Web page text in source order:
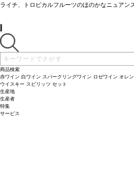
ン・ブラン 15%、ヴィウラ 10%、ヴィオニエ
変更されます、ご了承ください。
ライチ、トロピカルフルーツのほのかなニュアン
ィフなどと好相性
ン・ブラン 15%、ヴィウラ 10%、ヴィオニエ 5%
ジが在庫切れの場合、在庫があり価格が同様の場
変更されます、ご了承ください。
商品検索
赤ワイン 白ワイン スパークリングワイン ロゼワイン オレ
ウイスキー スピリッツ セット
生産地
生産者
特集
サービス